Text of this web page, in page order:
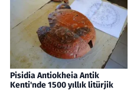
Pisidia Antiokheia Antik
Kenti'nde 1500 yıllık litürjik